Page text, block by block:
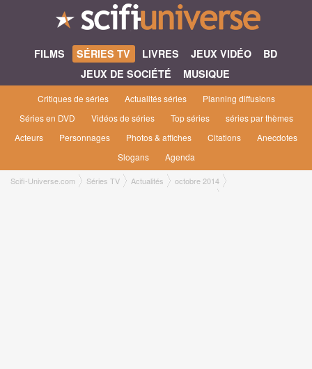
FILMS SÉRIES TV LIVRES JEUX VIDÉO
BD
JEUX DE SOCIÉTÉ
MUSIQUE
Critiques de séries Actualités séries
Planning diffusions
Séries en DVD
Vidéos de séries Top séries
séries par thèmes
Acteurs
Personnages Photos & affiches Citations
Anecdotes
Slogans
Agenda
Scifi-Universe.com Séries TV Actualités
octobre 2014